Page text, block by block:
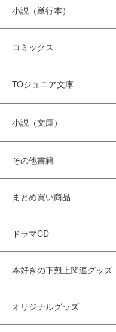
小説（単行本）
コミックス
TOジュニア文庫
小説（文庫）
その他書籍
まとめ買い商品
ドラマCD
本好きの下剋上関連グッズ
オリジナルグッズ